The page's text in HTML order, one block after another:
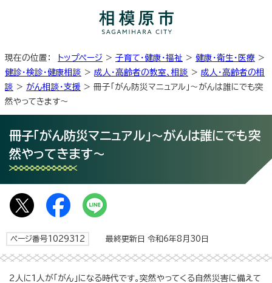
現在の位置： トップページ > 子育て・健康・福祉 > 健康・衛生・医療 >
健診・検診・健康相談 > 成人・高齢者の教室、相談 > 成人・高齢者の相
談 > がん相談・支援 > 冊子「がん防災マニュアル」〜がんは誰にでも突
然やってきます〜
冊子「がん防災マニュアル」〜がんは誰にでも突
然やってきます〜
ページ番号1029312 最終更新日 令和6年8月30日
2人に1人が「がん」になる時代です。突然やってくる自然災害に備えて